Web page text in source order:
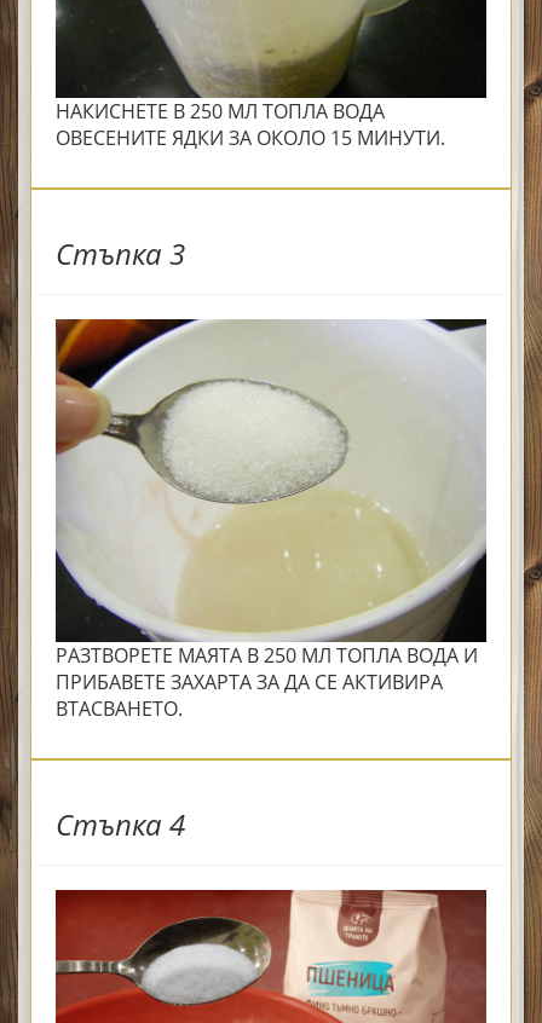
НАКИСНЕТЕ В 250 МЛ ТОПЛА ВОДА
ОВЕСЕНИТЕ ЯДКИ ЗА ОКОЛО 15 МИНУТИ.
Стъпка 3
РАЗТВОРЕТЕ МАЯТА В 250 МЛ ТОПЛА ВОДА И
ПРИБАВЕТЕ ЗАХАРТА ЗА ДА СЕ АКТИВИРА
ВТАСВАНЕТО.
Стъпка 4